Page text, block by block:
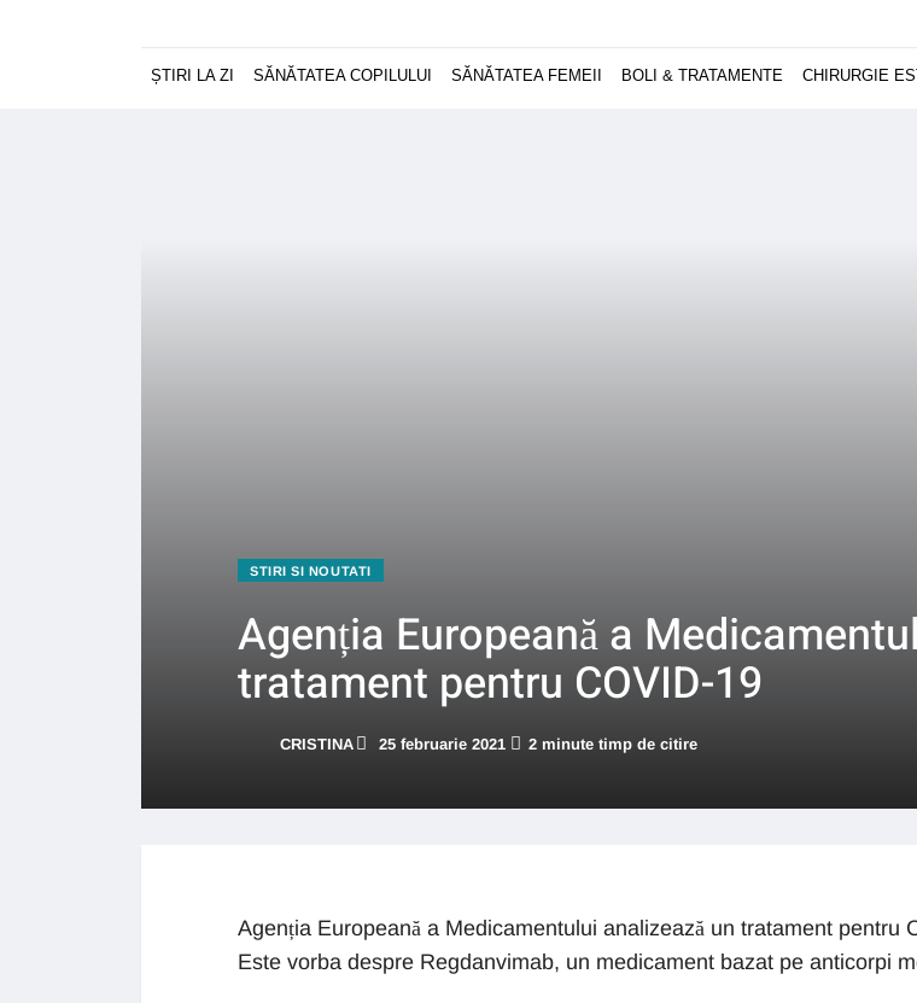
ȘTIRI LA ZI SĂNĂTATEA COPILULUI SĂNĂTATEA FEMEII BOLI & TRATAMENTE CHIRURGIE
STIRI SI NOUTATI
Agenția Europeană a
tratament pentru COVID-19
CRISTINA 25 februarie 2021 2 minute timp de citire
Agenția Europeană a Medicamentului analizează un tratament pentru
Este vorba despre Regdanvimab, un medicament bazat pe anticorpi